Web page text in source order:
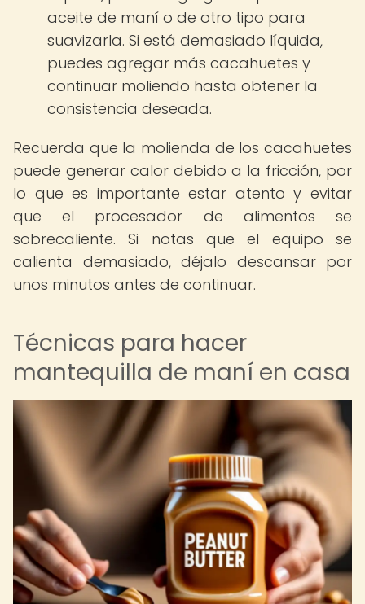
aceite de maní o de otro tipo para
suavizarla. Si está demasiado líquida,
puedes agregar más cacahuetes y
continuar moliendo hasta obtener la
consistencia deseada.
Recuerda que la molienda de los cacahuetes
puede generar calor debido a la fricción, por
lo que es importante estar atento y evitar
que el procesador de alimentos se
sobrecaliente. Si notas que el equipo se
calienta demasiado, déjalo descansar por
unos minutos antes de continuar.
Técnicas para hacer
mantequilla de maní en casa